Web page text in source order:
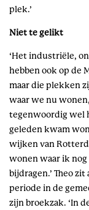
plek.’
Niet te gelikt
‘Het industriële,
hebben ook op de
maar die plekken
waar we nu
tegenwoordig wel
geleden kwam
wijken van
wonen waar ik
bijdragen.’ Theo
periode in de
zijn broekzak. ‘In